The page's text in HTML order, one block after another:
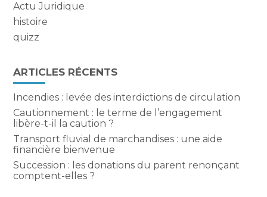
Actu Juridique
histoire
quizz
ARTICLES RÉCENTS
Incendies : levée des interdictions de circulation
Cautionnement : le terme de l’engagement
libère-t-il la caution ?
Transport fluvial de marchandises : une aide
financière bienvenue
Succession : les donations du parent renonçant
comptent-elles ?